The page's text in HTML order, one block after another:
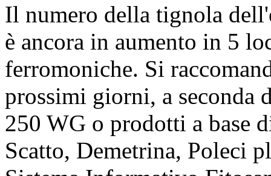
Il numero della tignola
è ancora in aumento in 5
ferromoniche. Si
prossimi giorni, a
250 WG o prodotti a base
Scatto, Demetrina, Poleci